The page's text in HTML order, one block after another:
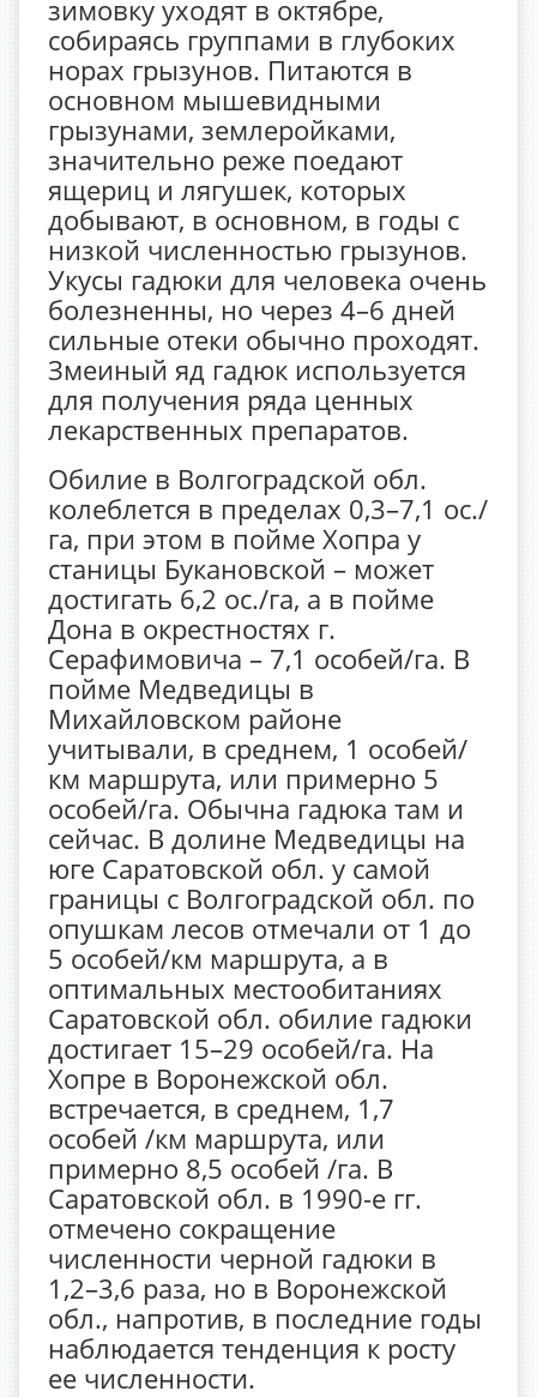
зимовку уходят в октябре,
собираясь группами в глубоких
норах грызунов. Питаются в
основном мышевидными
грызунами, землеройками,
значительно реже поедают
ящериц и лягушек, которых
добывают, в основном, в годы с
низкой численностью грызунов.
Укусы гадюки для человека очень
болезненны, но через 4–6 дней
сильные отеки обычно проходят.
Змеиный яд гадюк используется
для получения ряда ценных
лекарственных препаратов.
Обилие в Волгоградской обл.
колеблется в пределах 0,3–7,1 ос./
га, при этом в пойме Хопра у
станицы Букановской – может
достигать 6,2 ос./га, а в пойме
Дона в окрестностях г.
Серафимовича – 7,1 особей/га. В
пойме Медведицы в
Михайловском районе
учитывали, в среднем, 1 особей/
км маршрута, или примерно 5
особей/га. Обычна гадюка там и
сейчас. В долине Медведицы на
юге Саратовской обл. у самой
границы с Волгоградской обл. по
опушкам лесов отмечали от 1 до
5 особей/км маршрута, а в
оптимальных местообитаниях
Саратовской обл. обилие гадюки
достигает 15–29 особей/га. На
Хопре в Воронежской обл.
встречается, в среднем, 1,7
особей /км маршрута, или
примерно 8,5 особей /га. В
Саратовской обл. в 1990-е гг.
отмечено сокращение
численности черной гадюки в
1,2–3,6 раза, но в Воронежской
обл., напротив, в последние годы
наблюдается тенденция к росту
ее численности.